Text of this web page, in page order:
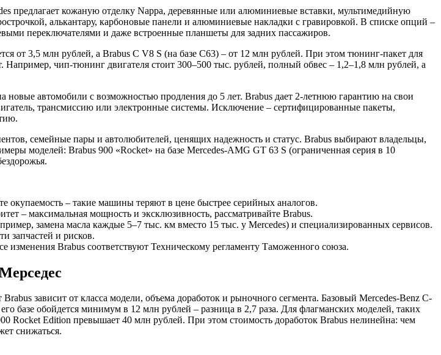
предлагает кожаную отделку Nappa, деревянные или алюминиевые вставки, мультимедийную
алькантару, карбоновые панели и алюминиевые накладки с гравировкой. В списке опций –
переключателями и даже встроенные планшеты для задних пассажиров.
от 3,5 млн рублей, а Brabus C V8 S (на базе C63) – от 12 млн рублей. При этом тюнинг-пакет для
чип-тюнинг двигателя стоит 300–500 тыс. рублей, полный обвес – 1,2–1,8 млн рублей, а
новые автомобили с возможностью продления до 5 лет. Brabus дает 2-летнюю гарантию на свои
трансмиссию или электронные системы. Исключение – сертифицированные пакеты,
семейные пары и автолюбителей, ценящих надежность и статус. Brabus выбирают владельцы,
моделей: Brabus 900 «Rocket» на базе Mercedes-AMG GT 63 S (ограниченная серия в 10
окупаемость – такие машины теряют в цене быстрее серийных аналогов.
– максимальная мощность и эксклюзивность, рассматривайте Brabus.
замена масла каждые 5–7 тыс. км вместо 15 тыс. у Mercedes) и специализированных сервисов.
запчастей и рисков.
Brabus соответствуют Техническому регламенту Таможенного союза.
зависит от класса модели, объема доработок и рыночного сегмента. Базовый Mercedes-Benz C-
базе обойдется минимум в 12 млн рублей – разница в 2,7 раза. Для флагманских моделей, таких
Rocket Edition превышает 40 млн рублей. При этом стоимость доработок Brabus нелинейна: чем
снижаться.